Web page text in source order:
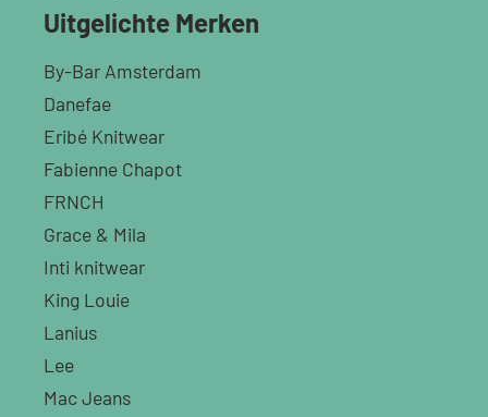
Uitgelichte Merken
By-Bar Amsterdam
Danefae
Eribé Knitwear
Fabienne Chapot
FRNCH
Grace & Mila
Inti knitwear
King Louie
Lanius
Lee
Mac Jeans